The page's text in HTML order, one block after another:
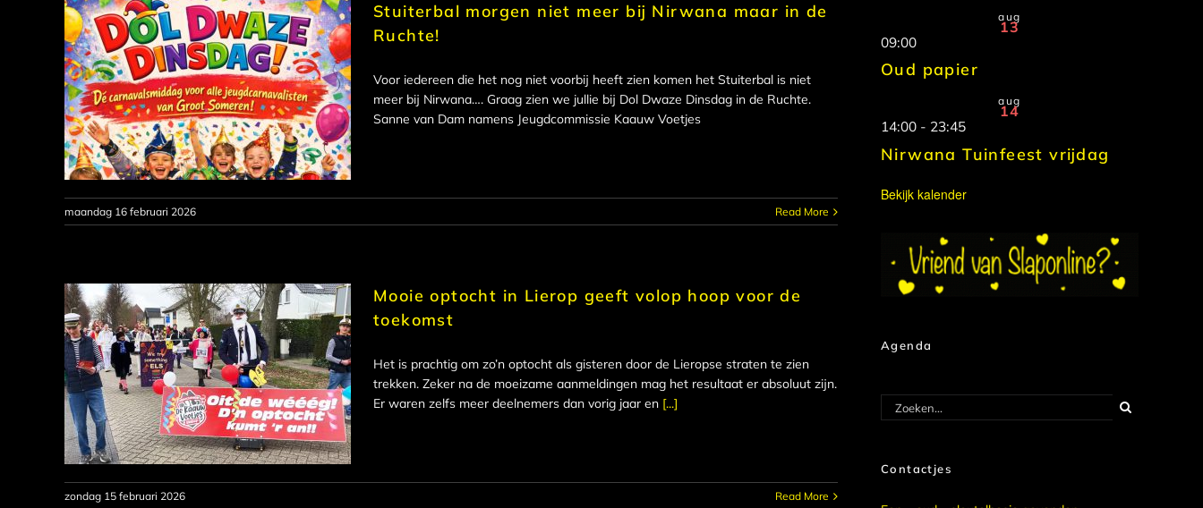
Stuiterbal morgen niet meer bij Nirwana maar in de
Ruchte!
Voor iedereen die het nog niet voorbij heeft zien komen het Stuiterbal is niet
meer bij Nirwana…. Graag zien we jullie bij Dol Dwaze Dinsdag in de Ruchte.
Sanne van Dam namens Jeugdcommissie Kaauw Voetjes
maandag 16 februari 2026 Read More
Mooie optocht in Lierop geeft volop hoop voor de
toekomst
Het is prachtig om zo’n optocht als gisteren door de Lieropse straten te zien
trekken. Zeker na de moeizame aanmeldingen mag het resultaat er absoluut zijn.
Er waren zelfs meer deelnemers dan vorig jaar en [...]
zondag 15 februari 2026 Read More
aug
13
09:00
Oud papier
aug
14
14:00 - 23:45
Nirwana Tuinfeest vrijdag
Bekijk kalender
Agenda
Zoeken
naar:
Contactjes